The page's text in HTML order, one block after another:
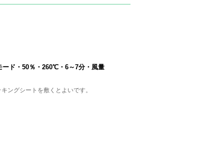
ード・50％・260℃・6～7分・風量
ングシートを敷くとよいです。